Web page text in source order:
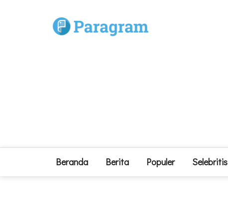
Beranda Berita Populer Selebritis